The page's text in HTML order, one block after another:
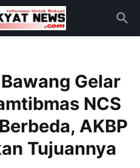
Gelar
NCS
AKBP
Tujuannya